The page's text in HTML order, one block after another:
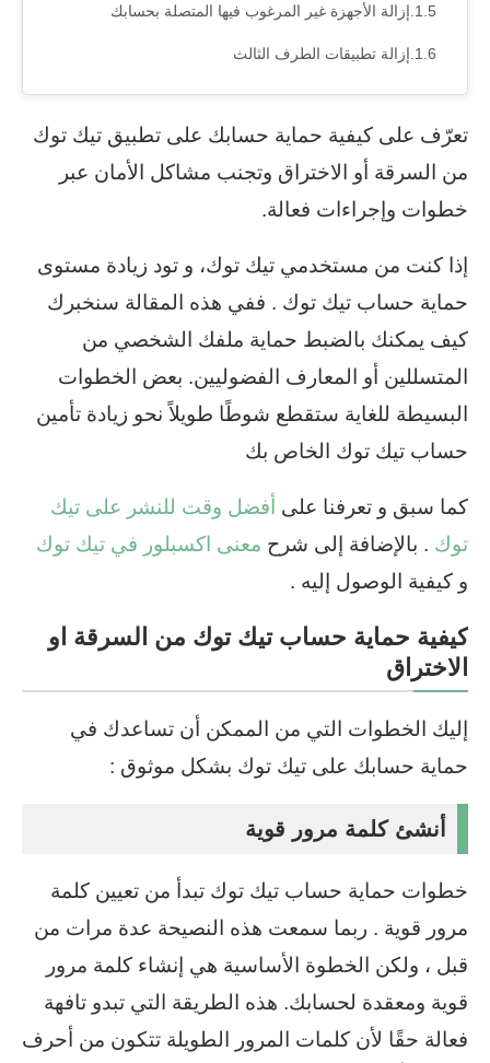
إزالة الأجهزة غير المرغوب فيها المتصلة بحسابك
إزالة تطبيقات الطرف الثالث
تعرّف على كيفية حماية حسابك على تطبيق تيك توك
من السرقة أو الاختراق وتجنب مشاكل الأمان عبر
خطوات وإجراءات فعالة.
إذا كنت من مستخدمي تيك توك، و تود زيادة مستوى
حماية حساب تيك توك . ففي هذه المقالة سنخبرك
كيف يمكنك بالضبط حماية ملفك الشخصي من
المتسللين أو المعارف الفضوليين. بعض الخطوات
البسيطة للغاية ستقطع شوطًا طويلاً نحو زيادة تأمين
حساب تيك توك الخاص بك
كما سبق و تعرفنا على أفضل وقت للنشر على تيك
توك . بالإضافة إلى شرح معنى اكسبلور في تيك توك
و كيفية الوصول إليه .
كيفية حماية حساب تيك توك من السرقة او
الاختراق
إليك الخطوات التي من الممكن أن تساعدك في
حماية حسابك على تيك توك بشكل موثوق :
أنشئ كلمة مرور قوية
خطوات حماية حساب تيك توك تبدأ من تعيين كلمة
مرور قوية . ربما سمعت هذه النصيحة عدة مرات من
قبل ، ولكن الخطوة الأساسية هي إنشاء كلمة مرور
قوية ومعقدة لحسابك. هذه الطريقة التي تبدو تافهة
فعالة حقًا لأن كلمات المرور الطويلة تتكون من أحرف